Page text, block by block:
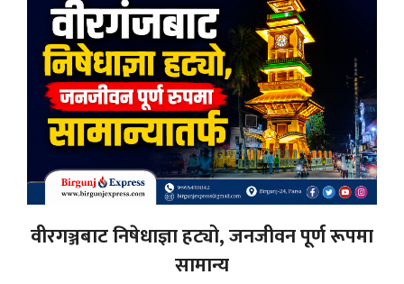
वीरगञ्जबाट निषेधाज्ञा हट्यो, जनजीवन पूर्ण रूपमा
सामान्य